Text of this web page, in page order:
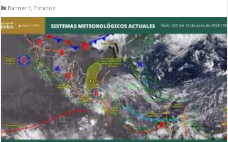
Banner 1, Estados